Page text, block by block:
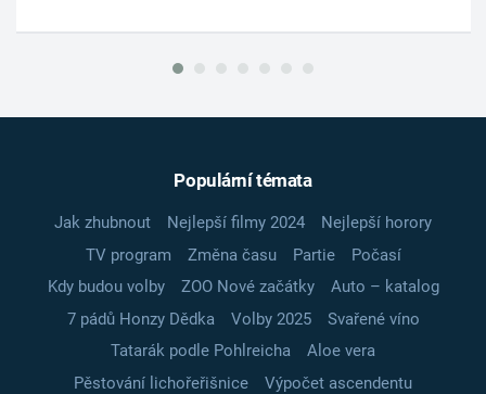
Populární témata
Jak zhubnout Nejlepší filmy 2024
Nejlepší horory
TV program
Změna času Partie
Počasí
Kdy budou volby
ZOO Nové začátky
Auto – katalog
7 pádů Honzy Dědka
Volby 2025
Svařené víno
Tatarák podle Pohlreicha
Aloe vera
Pěstování lichořeřišnice
Výpočet ascendentu